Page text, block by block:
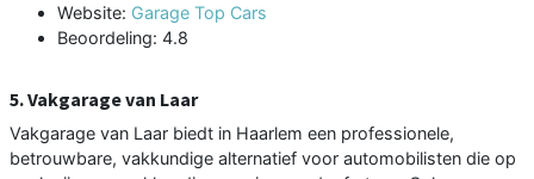
Website: Garage Top Cars
Beoordeling: 4.8
5. Vakgarage van Laar
Vakgarage van Laar biedt in Haarlem een professionele,
betrouwbare, vakkundige alternatief voor automobilisten die op